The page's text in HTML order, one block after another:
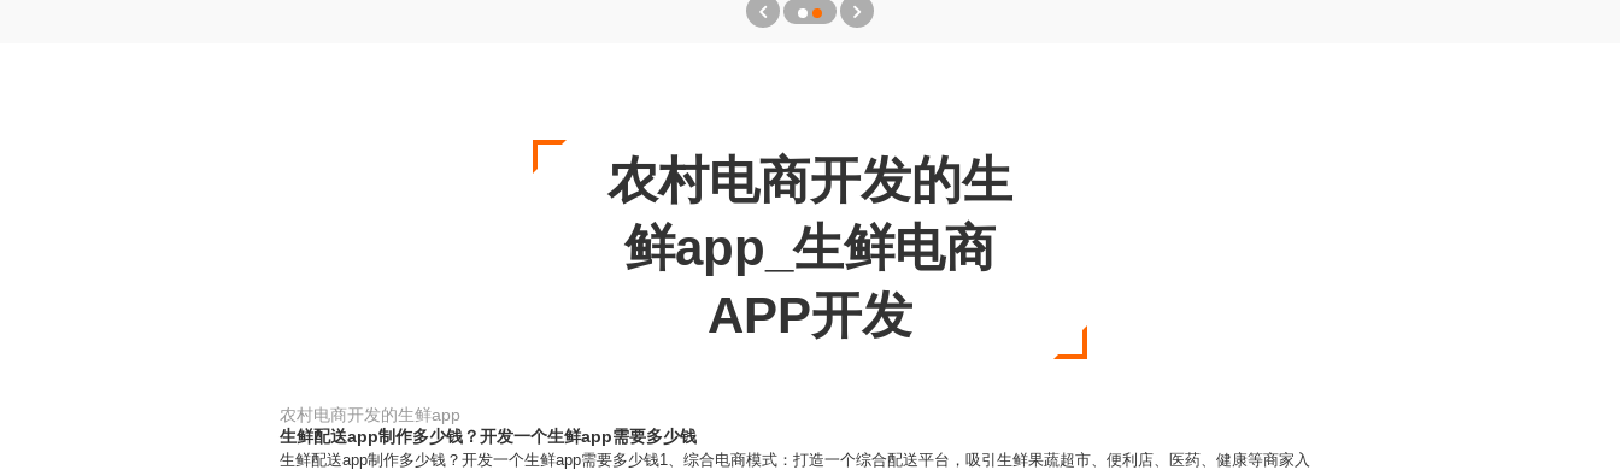
农村电商开发的生
鲜app_生鲜电商
APP开发
农村电商开发的生鲜app
生鲜配送app制作多少钱？开发一个生鲜app需要多少钱
生鲜配送app制作多少钱？开发一个生鲜app需要多少钱1、综合电商模式：打造一个综合配送平台，吸引生鲜果蔬超市、便利店、医药、健康等商家入